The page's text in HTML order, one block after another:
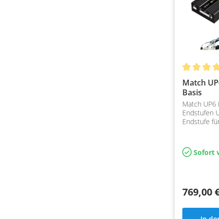
Match
Basis
Match UP6
Endstufen
Endstufe
Einfacher
PlaySofort
769,00